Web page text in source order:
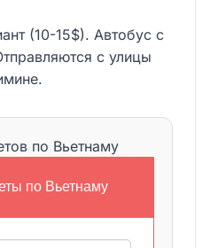
(10-15$). Автобус с
с улицы
по Вьетнаму
по Вьетнаму